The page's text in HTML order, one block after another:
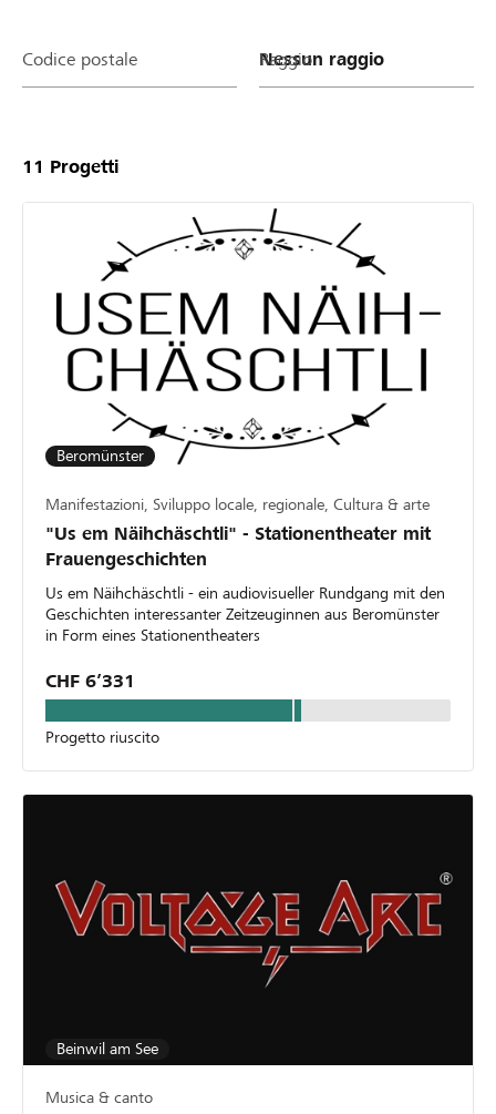
Codice postale Raggio
11 Progetti
Beromünster
Manifestazioni, Sviluppo locale, regionale, Cultura & arte
"Us em Näihchäschtli" - Stationentheater mit
Frauengeschichten
Us em Näihchäschtli - ein audiovisueller Rundgang mit den
Geschichten interessanter Zeitzeuginnen aus Beromünster
in Form eines Stationentheaters
CHF 6’331
Progetto riuscito
Beinwil am See
Musica & canto